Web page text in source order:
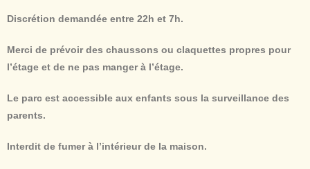
Discrétion demandée entre 22h et 7h.
Merci de prévoir des chaussons ou claquettes propres pour
l’étage et de ne pas manger à l’étage.
Le parc est accessible aux enfants sous la surveillance des
parents.
Interdit de fumer à l’intérieur de la maison.